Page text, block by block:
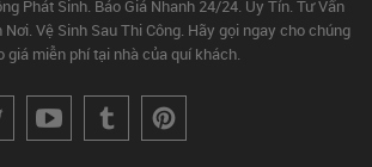
Phát Sinh. Báo Giá Nhanh 24/24. Uy Tín. Tư Vấn
Nơi. Vệ Sinh Sau Thi Công. Hãy gọi ngay cho chúng
miễn phí tại nhà của quí khách.